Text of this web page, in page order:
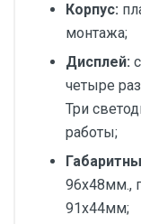
Корпус:
монтажа;
Дисплей:
четыре
Три
работы;
96х48мм.,
91х44мм;